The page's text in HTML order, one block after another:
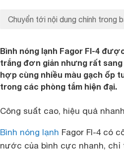
Chuyển tới nội dung chính trong
Bình nóng lạnh Fagor FI-4
trắng đơn giản nhưng rất
hợp cùng nhiều màu gạch ốp
trong các phòng tắm hiện đại.
Công suất cao, hiệu quả nhanh
Bình nóng lạnh Fagor FI-4 có
nước của bình cực nhanh, chỉ